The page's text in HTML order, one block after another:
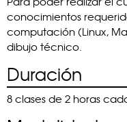
conocimientos
computación (Linux,
dibujo técnico.
Duración
8 clases de 2 horas